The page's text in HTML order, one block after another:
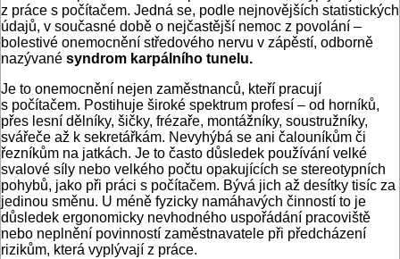
z práce s počítačem. Jedná se, podle nejnovějších statistických
údajů, v současné době o nejčastější nemoc z povolání –
bolestivé onemocnění středového nervu v zápěstí, odborně
nazývané syndrom karpálního tunelu.
Je to onemocnění nejen zaměstnanců, kteří pracují
s počítačem. Postihuje široké spektrum profesí – od horníků,
přes lesní dělníky, šičky, frézaře, montážníky, soustružníky,
svářeče až k sekretářkám. Nevyhýbá se ani čalouníkům či
řezníkům na jatkách. Je to často důsledek používání velké
svalové síly nebo velkého počtu opakujících se stereotypních
pohybů, jako při práci s počítačem. Bývá jich až desítky tisíc za
jedinou směnu. U méně fyzicky namáhavých činností to je
důsledek ergonomicky nevhodného uspořádání pracoviště
nebo neplnění povinností zaměstnavatele při předcházení
rizikům, která vyplývají z práce.